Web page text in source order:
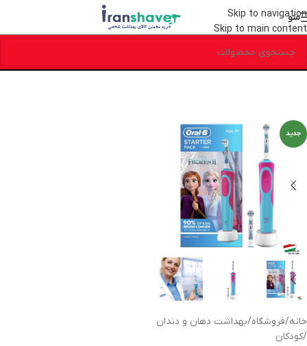
Skip to navigation
Skip to main content
منو
جدید
خانه/فروشگاه/بهداشت دهان و دندان
/کودکان